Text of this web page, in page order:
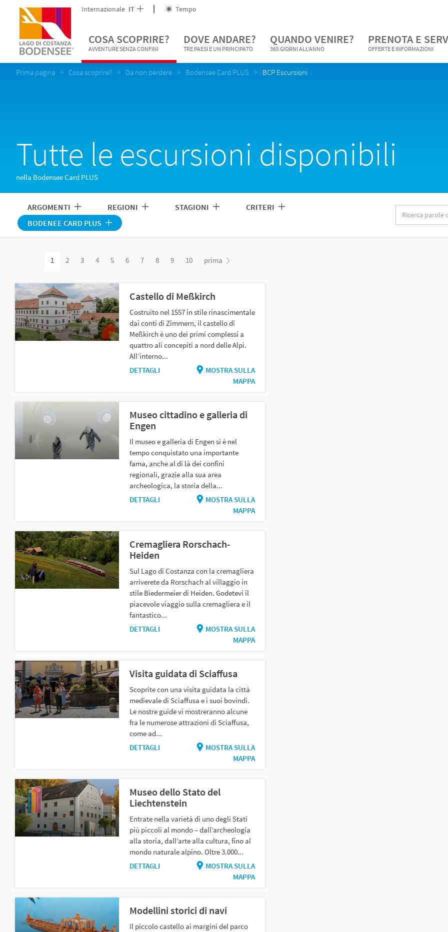
Internazionale IT Tempo
COSA SCOPRIRE?
AVVENTURE SENZA CONFINI
DOVE ANDARE?
TRE PAESI E UN PRINCIPATO
QUANDO VENIRE?
365 GIORNI ALL'ANNO
PRENOTA E
OFFERTE E INFORMAZIONI
Prima pagina Cosa scoprire? Da non perdere Bodensee Card PLUS BCP Escursioni
Tutte le escursioni disponibili
nella Bodensee Card PLUS
ARGOMENTI REGIONI STAGIONI
CRITERI
BODENEE CARD PLUS
parole
1 2 3 4 5 6 7 8 9 10 prima
Castello di Meßkirch
Costruito nel 1557 in stile rinascimentale
dai conti di Zimmern, il castello di
Meßkirch è uno dei primi complessi a
quattro ali concepiti a nord delle Alpi.
All’interno...
DETTAGLI
MOSTRA SULLA
MAPPA
Museo cittadino e galleria di
Engen
Il museo e galleria di Engen si è nel
tempo conquistato una importante
fama, anche al di là dei confini
regionali, grazie alla sua area
archeologica, la storia della...
DETTAGLI
MOSTRA SULLA
MAPPA
Cremagliera Rorschach-
Heiden
Sul Lago di Costanza con la cremagliera
arriverete da Rorschach al villaggio in
stile Biedermeier di Heiden. Godetevi il
piacevole viaggio sulla cremagliera e il
fantastico...
DETTAGLI
MOSTRA SULLA
MAPPA
Visita guidata di Sciaffusa
Scoprite con una visita guidata la città
medievale di Sciaffusa e i suoi bovindi.
Le nostre guide vi mostreranno alcune
fra le numerose attrazioni di Sciaffusa,
come ad...
DETTAGLI
MOSTRA SULLA
MAPPA
Museo dello Stato del
Liechtenstein
Entrate nella varietà di uno degli Stati
più piccoli al mondo – dall’archeologia
alla storia, dall’arte alla cultura, fino al
mondo naturale alpino. Oltre 3.000...
DETTAGLI
MOSTRA SULLA
MAPPA
Modellini storici di navi
Il piccolo castello ai margini del parco